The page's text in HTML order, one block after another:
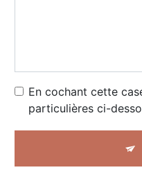
En cochant cette
particulières ci-